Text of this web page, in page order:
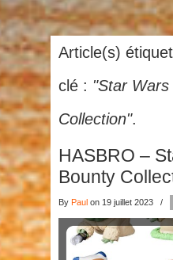
Article(s)
clé : "Star
Collection".
HASBRO –
Bounty
By Paul on 19 juillet 2023 /